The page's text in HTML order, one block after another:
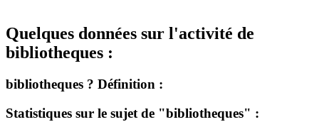
Quelques données sur l'activité de
bibliotheques :
bibliotheques ? Définition :
Statistiques sur le sujet de "bibliotheques" :